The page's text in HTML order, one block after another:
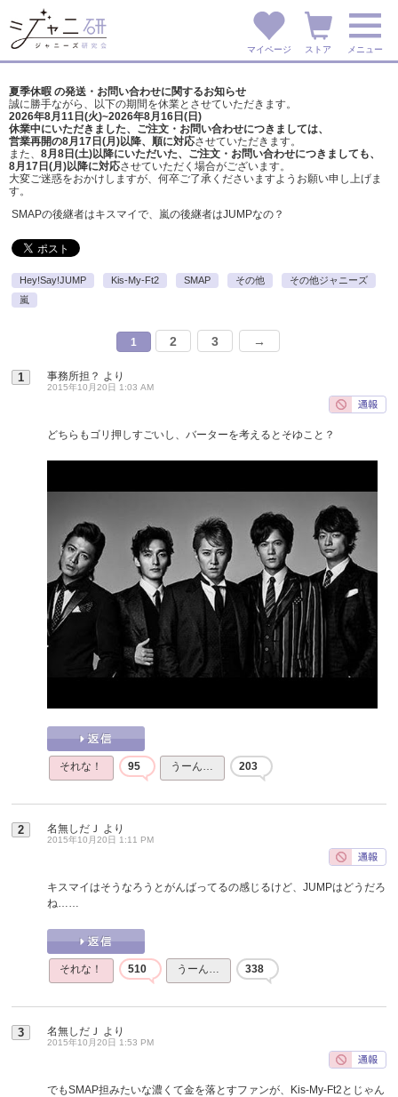
マイページ ストア メニュー
夏季休暇 の発送・お問い合わせに関するお知らせ
誠に勝手ながら、以下の期間を休業とさせていただきます。
2026年8月11日(火)~2026年8月16日(日)
休業中にいただきました、ご注文・お問い合わせにつきましては、
営業再開の8月17日(月)以降、順に対応させていただきます。
また、 8月8日(土)以降にいただいた、ご注文・ お問い合わせにつきましても、
8月17日(月)以降に対応させていただく場合がございます。
大変ご迷惑をおかけしますが、 何卒ご了承くださいますようお願い申し上げま
す。
SMAPの後継者はキスマイで、嵐の後継者はJUMPなの？
Hey!Say!JUMP Kis-My-Ft2 SMAP その他
その他ジャニーズ
嵐
1 2 3 →
1 事務所担？ より
2015年10月20日 1:03 AM
どちらもゴリ押しすごいし、バーターを考えるとそゆこと？
それな！ 95 うーん… 203
2 名無しだＪ より
2015年10月20日 1:11 PM
キスマイはそうなろうとがんばってるの感じるけど、JUMPはどうだろ
ね……
それな！ 510 うーん… 338
3 名無しだＪ より
2015年10月20日 1:53 PM
でもSMAP担みたいな濃くて金を落とすファンが、Kis-My-Ft2とじゃん